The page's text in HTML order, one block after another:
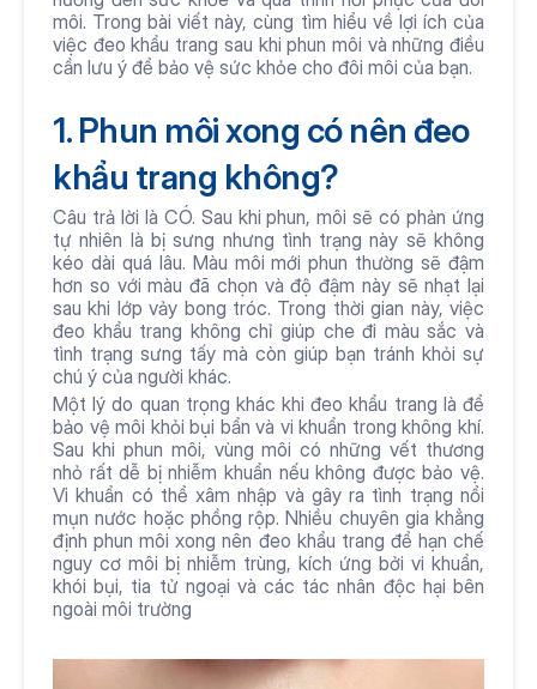
môi. Trong bài viết này, cùng tìm hiểu về lợi ích của
việc đeo khẩu trang sau khi phun môi và những điều
cần lưu ý để bảo vệ sức khỏe cho đôi môi của bạn.
1. Phun môi xong có nên đeo
khẩu trang không?
Câu trả lời là CÓ. Sau khi phun, môi sẽ có phản ứng
tự nhiên là bị sưng nhưng tình trạng này sẽ không
kéo dài quá lâu. Màu môi mới phun thường sẽ đậm
hơn so với màu đã chọn và độ đậm này sẽ nhạt lại
sau khi lớp vảy bong tróc. Trong thời gian này, việc
đeo khẩu trang không chỉ giúp che đi màu sắc và
tình trạng sưng tấy mà còn giúp bạn tránh khỏi sự
chú ý của người khác.
Một lý do quan trọng khác khi đeo khẩu trang là để
bảo vệ môi khỏi bụi bẩn và vi khuẩn trong không khí.
Sau khi phun môi, vùng môi có những vết thương
nhỏ rất dễ bị nhiễm khuẩn nếu không được bảo vệ.
Vi khuẩn có thể xâm nhập và gây ra tình trạng nổi
mụn nước hoặc phồng rộp. Nhiều chuyên gia khẳng
định phun môi xong nên đeo khẩu trang để hạn chế
nguy cơ môi bị nhiễm trùng, kích ứng bởi vi khuẩn,
khói bụi, tia tử ngoại và các tác nhân độc hại bên
ngoài môi trường